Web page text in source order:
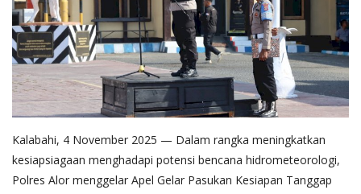
Kalabahi, 4 November 2025 — Dalam rangka meningkatkan
kesiapsiagaan menghadapi potensi bencana hidrometeorologi,
Polres Alor menggelar Apel Gelar Pasukan Kesiapan Tanggap